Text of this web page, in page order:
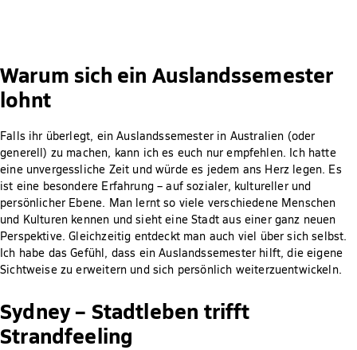
Warum sich ein Auslandssemester
lohnt
Falls ihr überlegt, ein Auslandssemester in Australien (oder
generell) zu machen, kann ich es euch nur empfehlen. Ich hatte
eine unvergessliche Zeit und würde es jedem ans Herz legen. Es
ist eine besondere Erfahrung – auf sozialer, kultureller und
persönlicher Ebene. Man lernt so viele verschiedene Menschen
und Kulturen kennen und sieht eine Stadt aus einer ganz neuen
Perspektive. Gleichzeitig entdeckt man auch viel über sich selbst.
Ich habe das Gefühl, dass ein Auslandssemester hilft, die eigene
Sichtweise zu erweitern und sich persönlich weiterzuentwickeln.
Sydney – Stadtleben trifft
Strandfeeling